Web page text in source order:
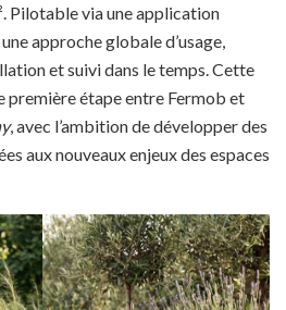
Pilotable via une application
approche globale d’usage,
et suivi dans le temps. Cette
première étape entre Fermob et
, avec l’ambition de développer des
aux nouveaux enjeux des espaces